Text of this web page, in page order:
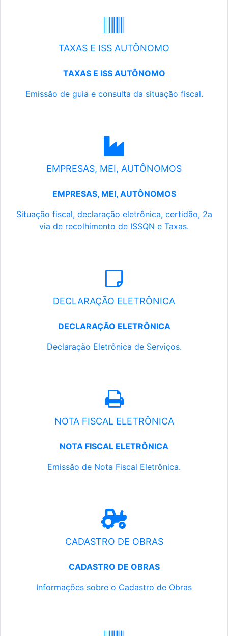
TAXAS E ISS AUTÔNOMO
TAXAS E ISS AUTÔNOMO
Emissão de guia e consulta da situação fiscal.
EMPRESAS, MEI, AUTÔNOMOS
EMPRESAS, MEI, AUTÔNOMOS
Situação fiscal, declaração eletrônica, certidão, 2a
via de recolhimento de ISSQN e Taxas.
DECLARAÇÃO ELETRÔNICA
DECLARAÇÃO ELETRÔNICA
Declaração Eletrônica de Serviços.
NOTA FISCAL ELETRÔNICA
NOTA FISCAL ELETRÔNICA
Emissão de Nota Fiscal Eletrônica.
CADASTRO DE OBRAS
CADASTRO DE OBRAS
Informações sobre o Cadastro de Obras